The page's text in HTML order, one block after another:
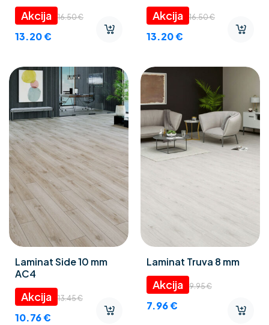
16.50€
13.20€
16.50€
13.20€
Laminat Side 10 mm
AC4
13.45€
10.76€
Laminat Truva 8 mm
9.95€
7.96€